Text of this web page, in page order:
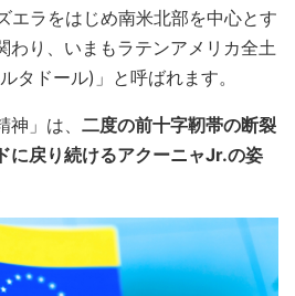
エラをはじめ南米北部を中心とす
わり、いまもラテンアメリカ全土
タドール)」と呼ばれます。
」は、 二度の前十字靭帯の断裂
に戻り続けるアクーニャJr.の姿